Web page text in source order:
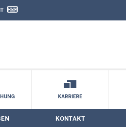
Kontaktformular
KARRIERE
KONTAKT